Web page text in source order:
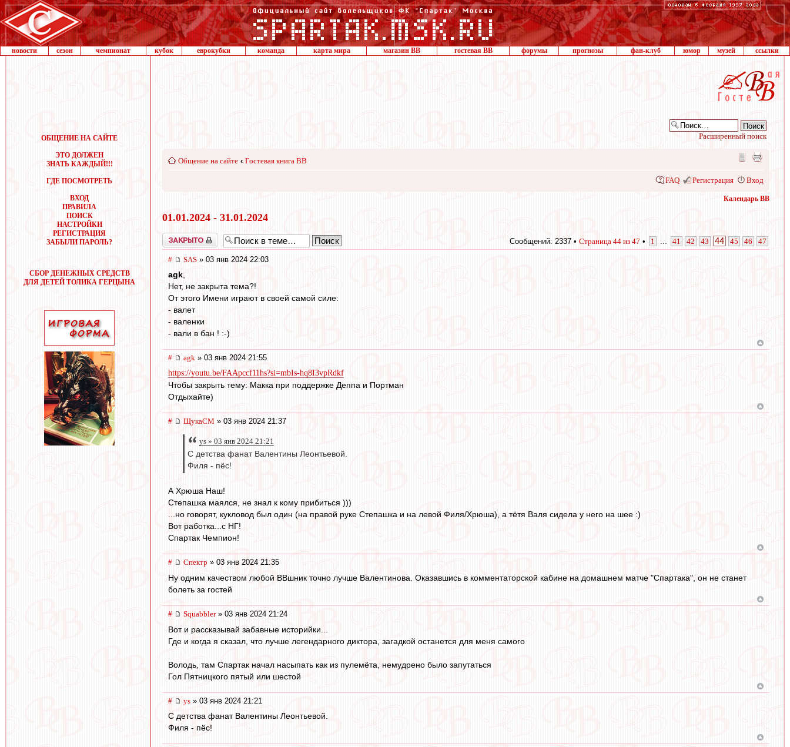
новости сезон чемпионат кубок еврокубки команда карта мира магазин ВВ гостевая ВВ форумы прогнозы фан-клуб юмор музей ссылки
ОБЩЕНИЕ НА САЙТЕ
ЭТО ДОЛЖЕН
ЗНАТЬ КАЖДЫЙ!!!
ГДЕ ПОСМОТРЕТЬ
ВХОД
ПРАВИЛА
ПОИСК
НАСТРОЙКИ
РЕГИСТРАЦИЯ
ЗАБЫЛИ ПАРОЛЬ?
СБОР ДЕНЕЖНЫХ СРЕДСТВ
ДЛЯ ДЕТЕЙ ТОЛИКА ГЕРЦЫНА
Расширенный поиск
Общение на сайте ‹ Гостевая книга ВВ
FAQ Регистрация Вход
Календарь ВВ
01.01.2024 - 31.01.2024
Закрыто Сообщений: 2337 • Страница 44 из 47 • 1 41 42 43 44 45 46 47
# SAS » 03 янв 2024 22:03
agk,
Нет, не закрыта тема?!
От этого Имени играют в своей самой силе:
- валет
- валенки
- вали в бан ! :-)
# agk » 03 янв 2024 21:55
https://youtu.be/FAApccf11hs?si=mbIs-hq8I3vpRdkf
Чтобы закрыть тему: Макка при поддержке Деппа и Портман
Отдыхайте)
# ЩукаСМ » 03 янв 2024 21:37
ys » 03 янв 2024 21:21
С детства фанат Валентины Леонтьевой.
Филя - пёс!
А Хрюша Наш!
Степашка маялся, не знал к кому прибиться )))
...но говорят, кукловод был один (на правой руке Степашка и на левой Филя/Хрюша), а тётя Валя сидела у него на шее :)
Вот работка...с НГ!
Спартак Чемпион!
# Спектр » 03 янв 2024 21:35
Ну одним качеством любой ВВшник точно лучше Валентинова. Оказавшись в комментаторской кабине на домашнем матче "Спартака", он не станет
болеть за гостей
# Squabbler» 03 янв 2024 21:24
Вот и рассказывай забавные историйки...
Где и когда я сказал, что лучше легендарного диктора, загадкой останется для меня самого
Володь, там Спартак начал насыпать как из пулемёта, немудрено было запутаться
Гол Пятницкого пятый или шестой
# ys » 03 янв 2024 21:21
С детства фанат Валентины Леонтьевой.
Филя - пёс!